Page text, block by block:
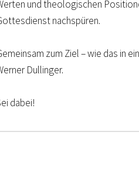
und theologischen
nachspüren.
zum Ziel – wie das in
Dullinger.
dabei!